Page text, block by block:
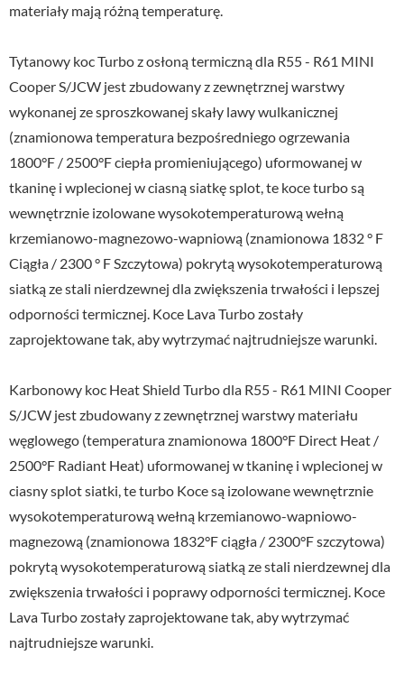
materiały mają różną temperaturę.
Tytanowy koc Turbo z osłoną termiczną dla R55 - R61 MINI
Cooper S/JCW jest zbudowany z zewnętrznej warstwy
wykonanej ze sproszkowanej skały lawy wulkanicznej
(znamionowa temperatura bezpośredniego ogrzewania
1800°F / 2500°F ciepła promieniującego) uformowanej w
tkaninę i wplecionej w ciasną siatkę splot, te koce turbo są
wewnętrznie izolowane wysokotemperaturową wełną
krzemianowo-magnezowo-wapniową (znamionowa 1832 ° F
Ciągła / 2300 ° F Szczytowa) pokrytą wysokotemperaturową
siatką ze stali nierdzewnej dla zwiększenia trwałości i lepszej
odporności termicznej. Koce Lava Turbo zostały
zaprojektowane tak, aby wytrzymać najtrudniejsze warunki.
Karbonowy koc Heat Shield Turbo dla R55 - R61 MINI Cooper
S/JCW jest zbudowany z zewnętrznej warstwy materiału
węglowego (temperatura znamionowa 1800°F Direct Heat /
2500°F Radiant Heat) uformowanej w tkaninę i wplecionej w
ciasny splot siatki, te turbo Koce są izolowane wewnętrznie
wysokotemperaturową wełną krzemianowo-wapniowo-
magnezową (znamionowa 1832°F ciągła / 2300°F szczytowa)
pokrytą wysokotemperaturową siatką ze stali nierdzewnej dla
zwiększenia trwałości i poprawy odporności termicznej. Koce
Lava Turbo zostały zaprojektowane tak, aby wytrzymać
najtrudniejsze warunki.